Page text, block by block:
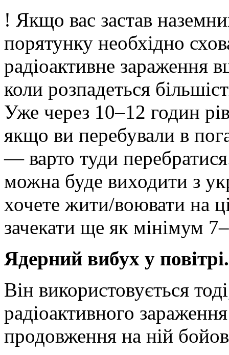
! Якщо вас застав
порятунку необхідно
радіоактивне зараження
коли розпадеться
Уже через 10–12 годин
якщо ви перебували в
— варто туди
можна буде виходити з
хочете жити/воювати на
зачекати ще як мінімум
Ядерний вибух у
Він використовується
радіоактивного
продовження на ній